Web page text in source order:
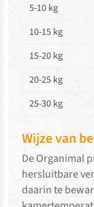
5-10 kg
10-15 kg
15-20 kg
20-25 kg
25-30 kg
Wijze van
De Organimal
hersluitbare
daarin te